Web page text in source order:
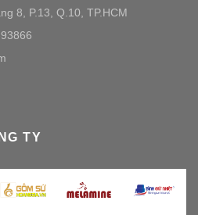
8, P.13, Q.10, TP.HCM
TY